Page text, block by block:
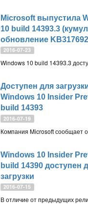
Microsoft выпустила
10 build 14393.3
обновление
2016-07-23
Доступен для
Windows 10 Insider
build 14393
2016-07-19
Windows 10 Insider
build 14390 доступен
загрузки
2016-07-15